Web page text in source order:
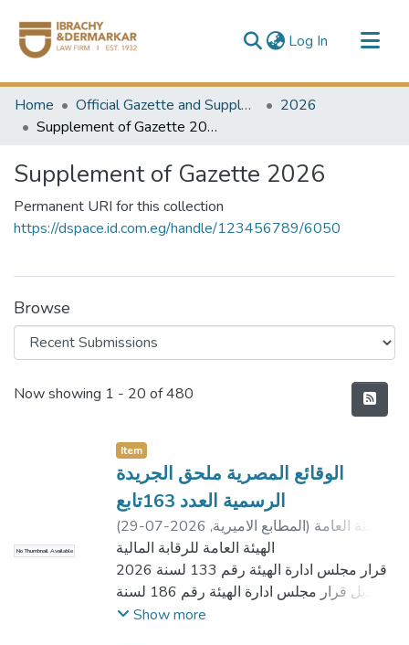
Log In (current)
Communities & Collections
All of DSpace
Home Official Gazette and Supplement
2026
Supplement of Gazette 2026
Supplement of Gazette 2026
Permanent URI for this collection
https://dspace.id.com.eg/handle/123456789/6050
Browse
Recent Submissions
Now showing 1 - 20 of 480
No Thumbnail Available
Item
الوقائع المصرية ملحق الجريدة
الرسمية العدد 163تابع
( المطابع الاميرية,
2026-07-29 ) الهيئة العامة
للرقابة المالية
الهيئة العامة للرقابة المالية
قرار مجلس ادارة الهيئة رقم 133 لسنة 2026
بتعديل قرار مجلس ادارة الهيئة رقم 186 لسنة
2024 (بشأن الالتزام بالاستعلام عن صحة
Show more